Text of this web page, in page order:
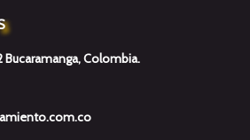
Bucaramanga, Colombia.